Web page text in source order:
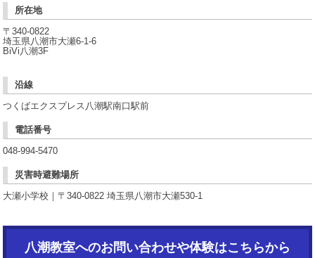
所在地
〒340-0822
埼玉県八潮市大瀬6-1-6
BiVi八潮3F
沿線
つくばエクスプレス八潮駅南口駅前
電話番号
048-994-5470
災害時避難場所
大瀬小学校｜〒340-0822 埼玉県八潮市大瀬530-1
八潮教室へのお問い合わせや体験はこちらから